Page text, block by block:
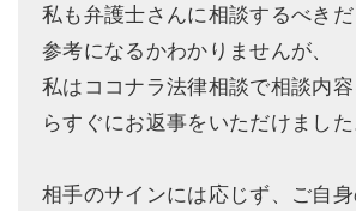
私も弁護士さんに相談するべきだ
参考になるかわかりませんが、
私はココナラ法律相談で相談内
らすぐにお返事をいただけました
相手のサインには応じず、ご自